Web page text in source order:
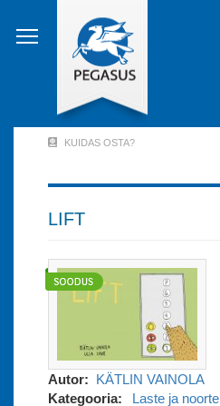
edasi
põhisisu
Account
Menu
out)
KUIDAS OSTA?
LIFT
Autor
KÄTLIN VAINOLA
Kategooria
Laste ja noorte